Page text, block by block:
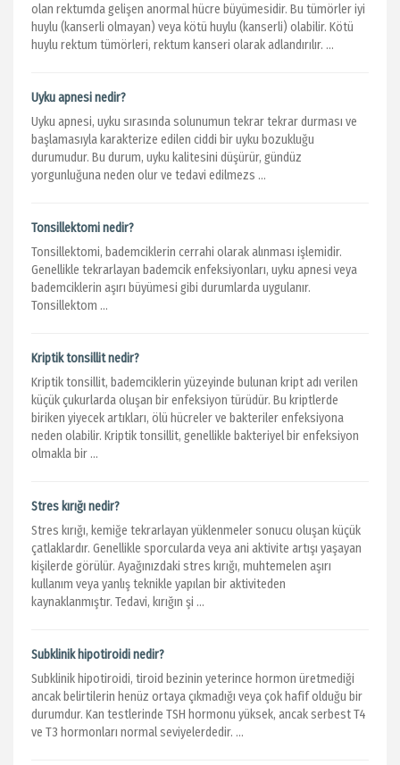
olan rektumda gelişen anormal hücre büyümesidir. Bu tümörler iyi
huylu (kanserli olmayan) veya kötü huylu (kanserli) olabilir. Kötü
huylu rektum tümörleri, rektum kanseri olarak adlandırılır. ...
Uyku apnesi nedir?
Uyku apnesi, uyku sırasında solunumun tekrar tekrar durması ve
başlamasıyla karakterize edilen ciddi bir uyku bozukluğu
durumudur. Bu durum, uyku kalitesini düşürür, gündüz
yorgunluğuna neden olur ve tedavi edilmezs ...
Tonsillektomi nedir?
Tonsillektomi, bademciklerin cerrahi olarak alınması işlemidir.
Genellikle tekrarlayan bademcik enfeksiyonları, uyku apnesi veya
bademciklerin aşırı büyümesi gibi durumlarda uygulanır.
Tonsillektom ...
Kriptik tonsillit nedir?
Kriptik tonsillit, bademciklerin yüzeyinde bulunan kript adı verilen
küçük çukurlarda oluşan bir enfeksiyon türüdür. Bu kriptlerde
biriken yiyecek artıkları, ölü hücreler ve bakteriler enfeksiyona
neden olabilir. Kriptik tonsillit, genellikle bakteriyel bir enfeksiyon
olmakla bir ...
Stres kırığı nedir?
Stres kırığı, kemiğe tekrarlayan yüklenmeler sonucu oluşan küçük
çatlaklardır. Genellikle sporcularda veya ani aktivite artışı yaşayan
kişilerde görülür. Ayağınızdaki stres kırığı, muhtemelen aşırı
kullanım veya yanlış teknikle yapılan bir aktiviteden
kaynaklanmıştır. Tedavi, kırığın şi ...
Subklinik hipotiroidi nedir?
Subklinik hipotiroidi, tiroid bezinin yeterince hormon üretmediği
ancak belirtilerin henüz ortaya çıkmadığı veya çok hafif olduğu bir
durumdur. Kan testlerinde TSH hormonu yüksek, ancak serbest T4
ve T3 hormonları normal seviyelerdedir. ...